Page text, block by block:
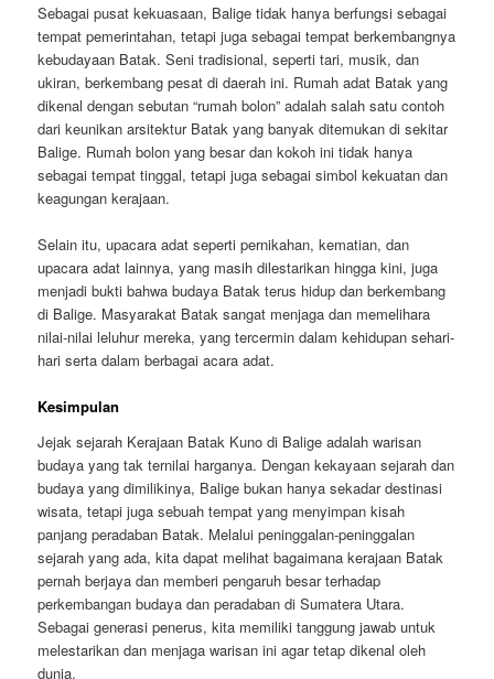
Sebagai pusat kekuasaan, Balige tidak hanya berfungsi sebagai
tempat pemerintahan, tetapi juga sebagai tempat berkembangnya
kebudayaan Batak. Seni tradisional, seperti tari, musik, dan
ukiran, berkembang pesat di daerah ini. Rumah adat Batak yang
dikenal dengan sebutan “rumah bolon” adalah salah satu contoh
dari keunikan arsitektur Batak yang banyak ditemukan di sekitar
Balige. Rumah bolon yang besar dan kokoh ini tidak hanya
sebagai tempat tinggal, tetapi juga sebagai simbol kekuatan dan
keagungan kerajaan.
Selain itu, upacara adat seperti pernikahan, kematian, dan
upacara adat lainnya, yang masih dilestarikan hingga kini, juga
menjadi bukti bahwa budaya Batak terus hidup dan berkembang
di Balige. Masyarakat Batak sangat menjaga dan memelihara
nilai-nilai leluhur mereka, yang tercermin dalam kehidupan sehari-
hari serta dalam berbagai acara adat.
Kesimpulan
Jejak sejarah Kerajaan Batak Kuno di Balige adalah warisan
budaya yang tak ternilai harganya. Dengan kekayaan sejarah dan
budaya yang dimilikinya, Balige bukan hanya sekadar destinasi
wisata, tetapi juga sebuah tempat yang menyimpan kisah
panjang peradaban Batak. Melalui peninggalan-peninggalan
sejarah yang ada, kita dapat melihat bagaimana kerajaan Batak
pernah berjaya dan memberi pengaruh besar terhadap
perkembangan budaya dan peradaban di Sumatera Utara.
Sebagai generasi penerus, kita memiliki tanggung jawab untuk
melestarikan dan menjaga warisan ini agar tetap dikenal oleh
dunia.